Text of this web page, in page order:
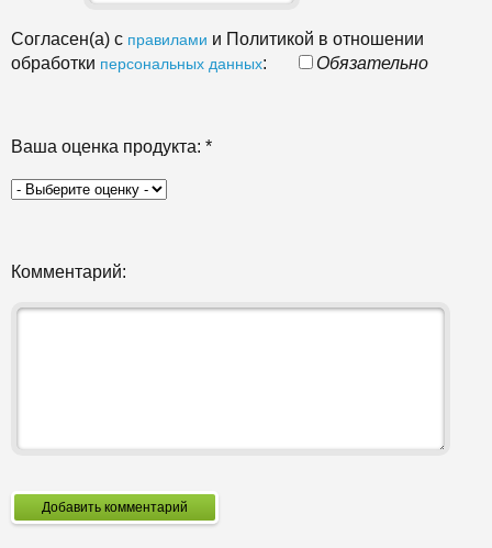
Согласен(а) с правилами и Политикой в отношении
обработки персональных данных: Обязательно
Ваша оценка продукта: *
Комментарий:
Добавить комментарий